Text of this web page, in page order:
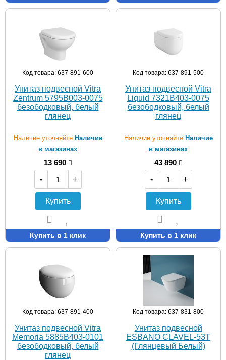
Код товара: 637-891-600
Унитаз подвесной Vitra
Zentrum 5795B003-0075
безободковый, белый
глянец
Наличие уточняйте Наличие
в магазинах
13 690
-
+
Купить
Купить в 1 клик
Код товара: 637-891-500
Унитаз подвесной Vitra
Liquid 7321B403-0075
безободковый, белый
глянец
Наличие уточняйте Наличие
в магазинах
43 890
-
+
Купить
Купить в 1 клик
Код товара: 637-891-400
Унитаз подвесной Vitra
Memoria 5885B403-0101
безободковый, белый
глянец
Код товара: 637-831-800
Унитаз подвесной
ESBANO CLAVEL-53T
(Глянцевый Белый)